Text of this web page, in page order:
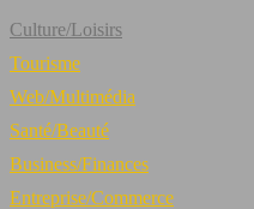
Culture/Loisirs
Tourisme
Web/Multimédia
Santé/Beauté
Business/Finances
Entreprise/Commerce